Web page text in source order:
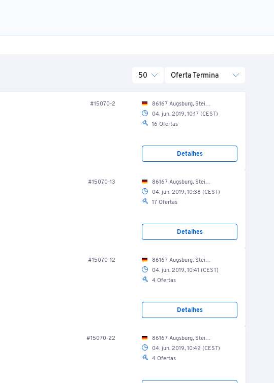
50 Oferta Termina
#15070-2
86167 Augsburg, Steinerne Furt 69, EG / Umkleidekabinen Damen
04. jun. 2019, 10:17 (CEST)
16 Ofertas
Detalhes
#15070-13
86167 Augsburg, Steinerne Furt 69, EG / Umkleidekabinen Herren
04. jun. 2019, 10:38 (CEST)
17 Ofertas
Detalhes
#15070-12
86167 Augsburg, Steinerne Furt 69, EG / Umkleidekabinen Herren
04. jun. 2019, 10:41 (CEST)
4 Ofertas
Detalhes
#15070-22
86167 Augsburg, Steinerne Furt 69, EG / Fitnessraum
04. jun. 2019, 10:42 (CEST)
4 Ofertas